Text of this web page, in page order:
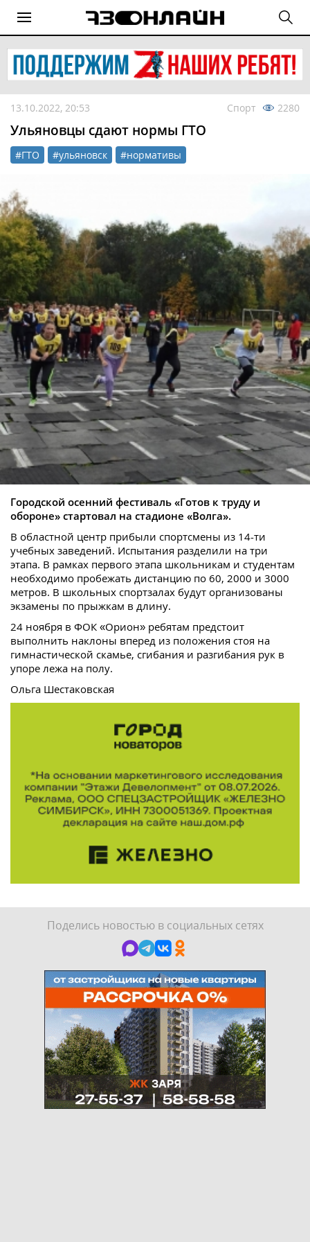
13.10.2022, 20:53 Спорт 2280
Ульяновцы сдают нормы ГТО
#ГТО #ульяновск #нормативы
Городской осенний фестиваль «Готов к труду и
обороне» стартовал на стадионе «Волга».
В областной центр прибыли спортсмены из 14-ти
учебных заведений. Испытания разделили на три
этапа. В рамках первого этапа школьникам и студентам
необходимо пробежать дистанцию по 60, 2000 и 3000
метров. В школьных спортзалах будут организованы
экзамены по прыжкам в длину.
24 ноября в ФОК «Орион» ребятам предстоит
выполнить наклоны вперед из положения стоя на
гимнастической скамье, сгибания и разгибания рук в
упоре лежа на полу.
Ольга Шестаковская
Поделись новостью в социальных сетях